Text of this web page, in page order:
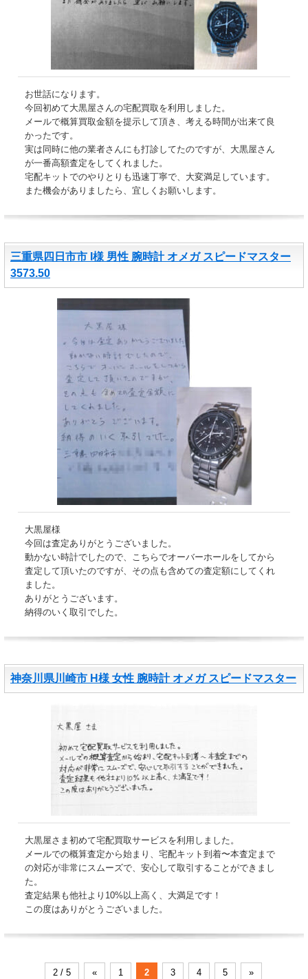
お世話になります。
今回初めて大黒屋さんの宅配買取を利用しました。
メールで概算買取金額を提示して頂き、考える時間が出来て良
かったです。
実は同時に他の業者さんにも打診してたのですが、大黒屋さん
が一番高額査定をしてくれました。
宅配キットでのやりとりも迅速丁寧で、大変満足しています。
また機会がありましたら、宜しくお願いします。
三重県四日市市 I様 男性 腕時計 オメガ スピードマスター
3573.50
大黒屋様
今回は査定ありがとうございました。
動かない時計でしたので、こちらでオーバーホールをしてから
査定して頂いたのですが、その点も含めての査定額にしてくれ
ました。
ありがとうございます。
納得のいく取引でした。
神奈川県川崎市 H様 女性 腕時計 オメガ スピードマスター
大黒屋さま初めて宅配買取サービスを利用しました。
メールでの概算査定から始まり、宅配キット到着〜本査定まで
の対応が非常にスムーズで、安心して取引することができまし
た。
査定結果も他社より10%以上高く、大満足です！
この度はありがとうございました。
2 / 5 « 1 2 3 4 5 »